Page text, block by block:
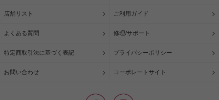
店舗リスト ご利用ガイド
よくある質問 修理/サポート
特定商取引法に基づく表記 プライバシーポリシー
お問い合わせ コーポレートサイト